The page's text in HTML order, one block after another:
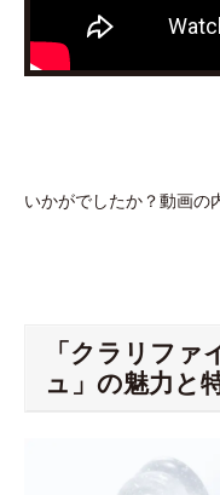
いかがでしたか？動画の
「クラリフ
ュ」の魅力と